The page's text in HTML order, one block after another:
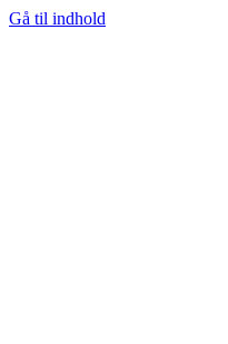
Gå til indhold